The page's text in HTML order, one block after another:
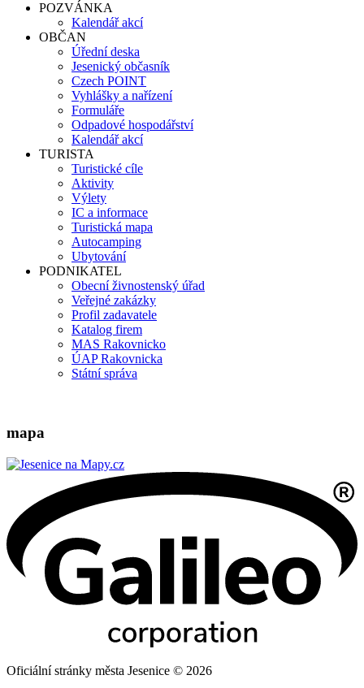
POZVÁNKA
Kalendář akcí
OBČAN
Úřední deska
Jesenický občasník
Czech POINT
Vyhlášky a nařízení
Formuláře
Odpadové hospodářství
Kalendář akcí
TURISTA
Turistické cíle
Aktivity
Výlety
IC a informace
Turistická mapa
Autocamping
Ubytování
PODNIKATEL
Obecní živnostenský úřad
Veřejné zakázky
Profil zadavatele
Katalog firem
MAS Rakovnicko
ÚAP Rakovnicka
Státní správa
mapa
Oficiální stránky města Jesenice © 2026